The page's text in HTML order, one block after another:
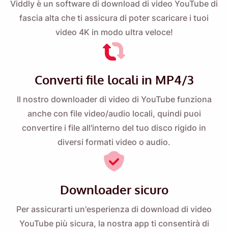
Viddly è un software di download di video YouTube di
fascia alta che ti assicura di poter scaricare i tuoi
video 4K in modo ultra veloce!
Converti file locali in MP4/3
Il nostro downloader di video di YouTube funziona
anche con file video/audio locali, quindi puoi
convertire i file all'interno del tuo disco rigido in
diversi formati video o audio.
Downloader sicuro
Per assicurarti un'esperienza di download di video
YouTube più sicura, la nostra app ti consentirà di